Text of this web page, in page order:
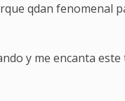
qdan fenomenal
y me encanta este